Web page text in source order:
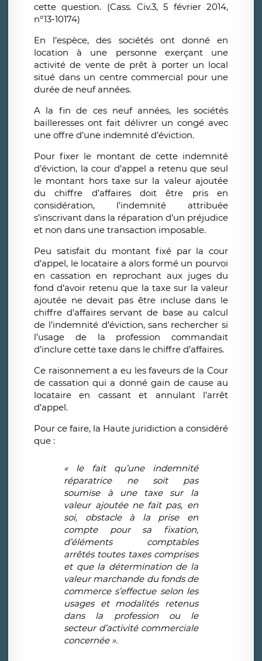
cette question. (Cass. Civ.3, 5 février 2014,
n°13-10174)
En l’espèce, des sociétés ont donné en
location à une personne exerçant une
activité de vente de prêt à porter un local
situé dans un centre commercial pour une
durée de neuf années.
A la fin de ces neuf années, les sociétés
bailleresses ont fait délivrer un congé avec
une offre d’une indemnité d’éviction.
Pour fixer le montant de cette indemnité
d’éviction, la cour d’appel a retenu que seul
le montant hors taxe sur la valeur ajoutée
du chiffre d’affaires doit être pris en
considération, l’indemnité attribuée
s’inscrivant dans la réparation d’un préjudice
et non dans une transaction imposable.
Peu satisfait du montant fixé par la cour
d’appel, le locataire a alors formé un pourvoi
en cassation en reprochant aux juges du
fond d’avoir retenu que la taxe sur la valeur
ajoutée ne devait pas être incluse dans le
chiffre d’affaires servant de base au calcul
de l’indemnité d’éviction, sans rechercher si
l’usage de la profession commandait
d’inclure cette taxe dans le chiffre d’affaires.
Ce raisonnement a eu les faveurs de la Cour
de cassation qui a donné gain de cause au
locataire en cassant et annulant l’arrêt
d’appel.
Pour ce faire, la Haute juridiction a considéré
que :
« le fait qu’une indemnité
réparatrice ne soit pas
soumise à une taxe sur la
valeur ajoutée ne fait pas, en
soi, obstacle à la prise en
compte pour sa fixation,
d’éléments comptables
arrêtés toutes taxes comprises
et que la détermination de la
valeur marchande du fonds de
commerce s’effectue selon les
usages et modalités retenus
dans la profession ou le
secteur d’activité commerciale
concernée ».